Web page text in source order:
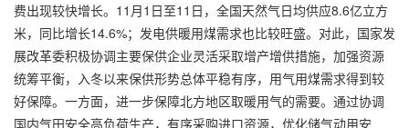
费出现较快增长。 11 月1 日至11 日，全国天然气日均供应8.6亿立方
米，同比增长14.6%；发电供暖用煤需求也比较旺盛。对此，国家发
展改革委积极协调主要保供企业灵活采取增产增供措施，加强资源
统筹平衡，入冬以来保供形势总体平稳有序，用气用煤需求得到较
好保障。一方面，进一步保障北方地区取暖用气的需要。通过协调
国内气田安全高负荷生产，有序采购进口资源，优化储气动用安